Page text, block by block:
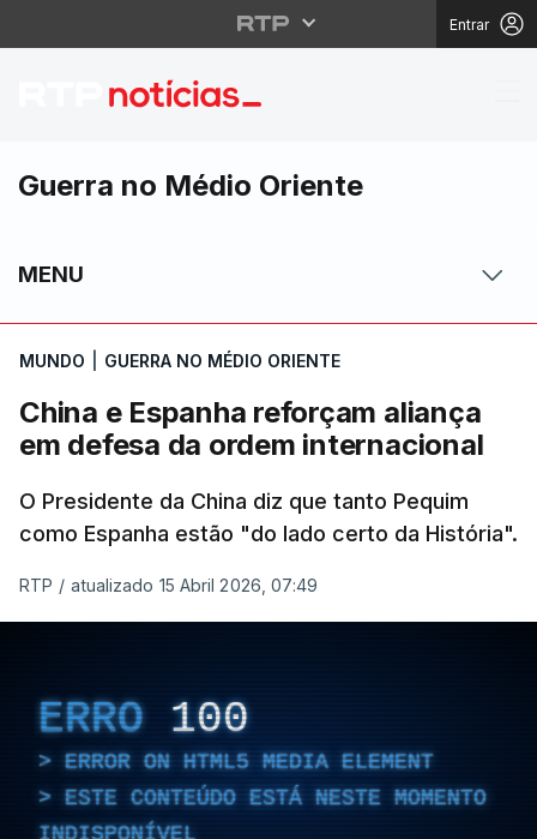
Entrar
China e Espanha
Guerra no Médio Oriente
MENU
MUNDO GUERRA NO MÉDIO ORIENTE
China e Espanha reforçam aliança
em defesa da ordem internacional
O Presidente da China diz que tanto Pequim
como Espanha estão "do lado certo da História".
RTP / atualizado 15 Abril 2026, 07:49
ERRO 100
ERROR ON HTML5 MEDIA ELEMENT
ESTE CONTEÚDO ESTÁ NESTE MOMENTO
INDISPONÍVEL